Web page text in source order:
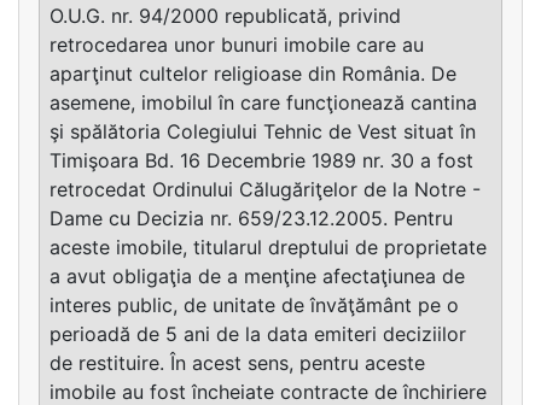
O.U.G. nr. 94/2000 republicată, privind
retrocedarea unor bunuri imobile care au
aparţinut cultelor religioase din România. De
asemene, imobilul în care funcţionează cantina
şi spălătoria Colegiului Tehnic de Vest situat în
Timişoara Bd. 16 Decembrie 1989 nr. 30 a fost
retrocedat Ordinului Călugăriţelor de la Notre -
Dame cu Decizia nr. 659/23.12.2005. Pentru
aceste imobile, titularul dreptului de proprietate
a avut obligaţia de a menţine afectaţiunea de
interes public, de unitate de învăţământ pe o
perioadă de 5 ani de la data emiteri deciziilor
de restituire. În acest sens, pentru aceste
imobile au fost încheiate contracte de închiriere